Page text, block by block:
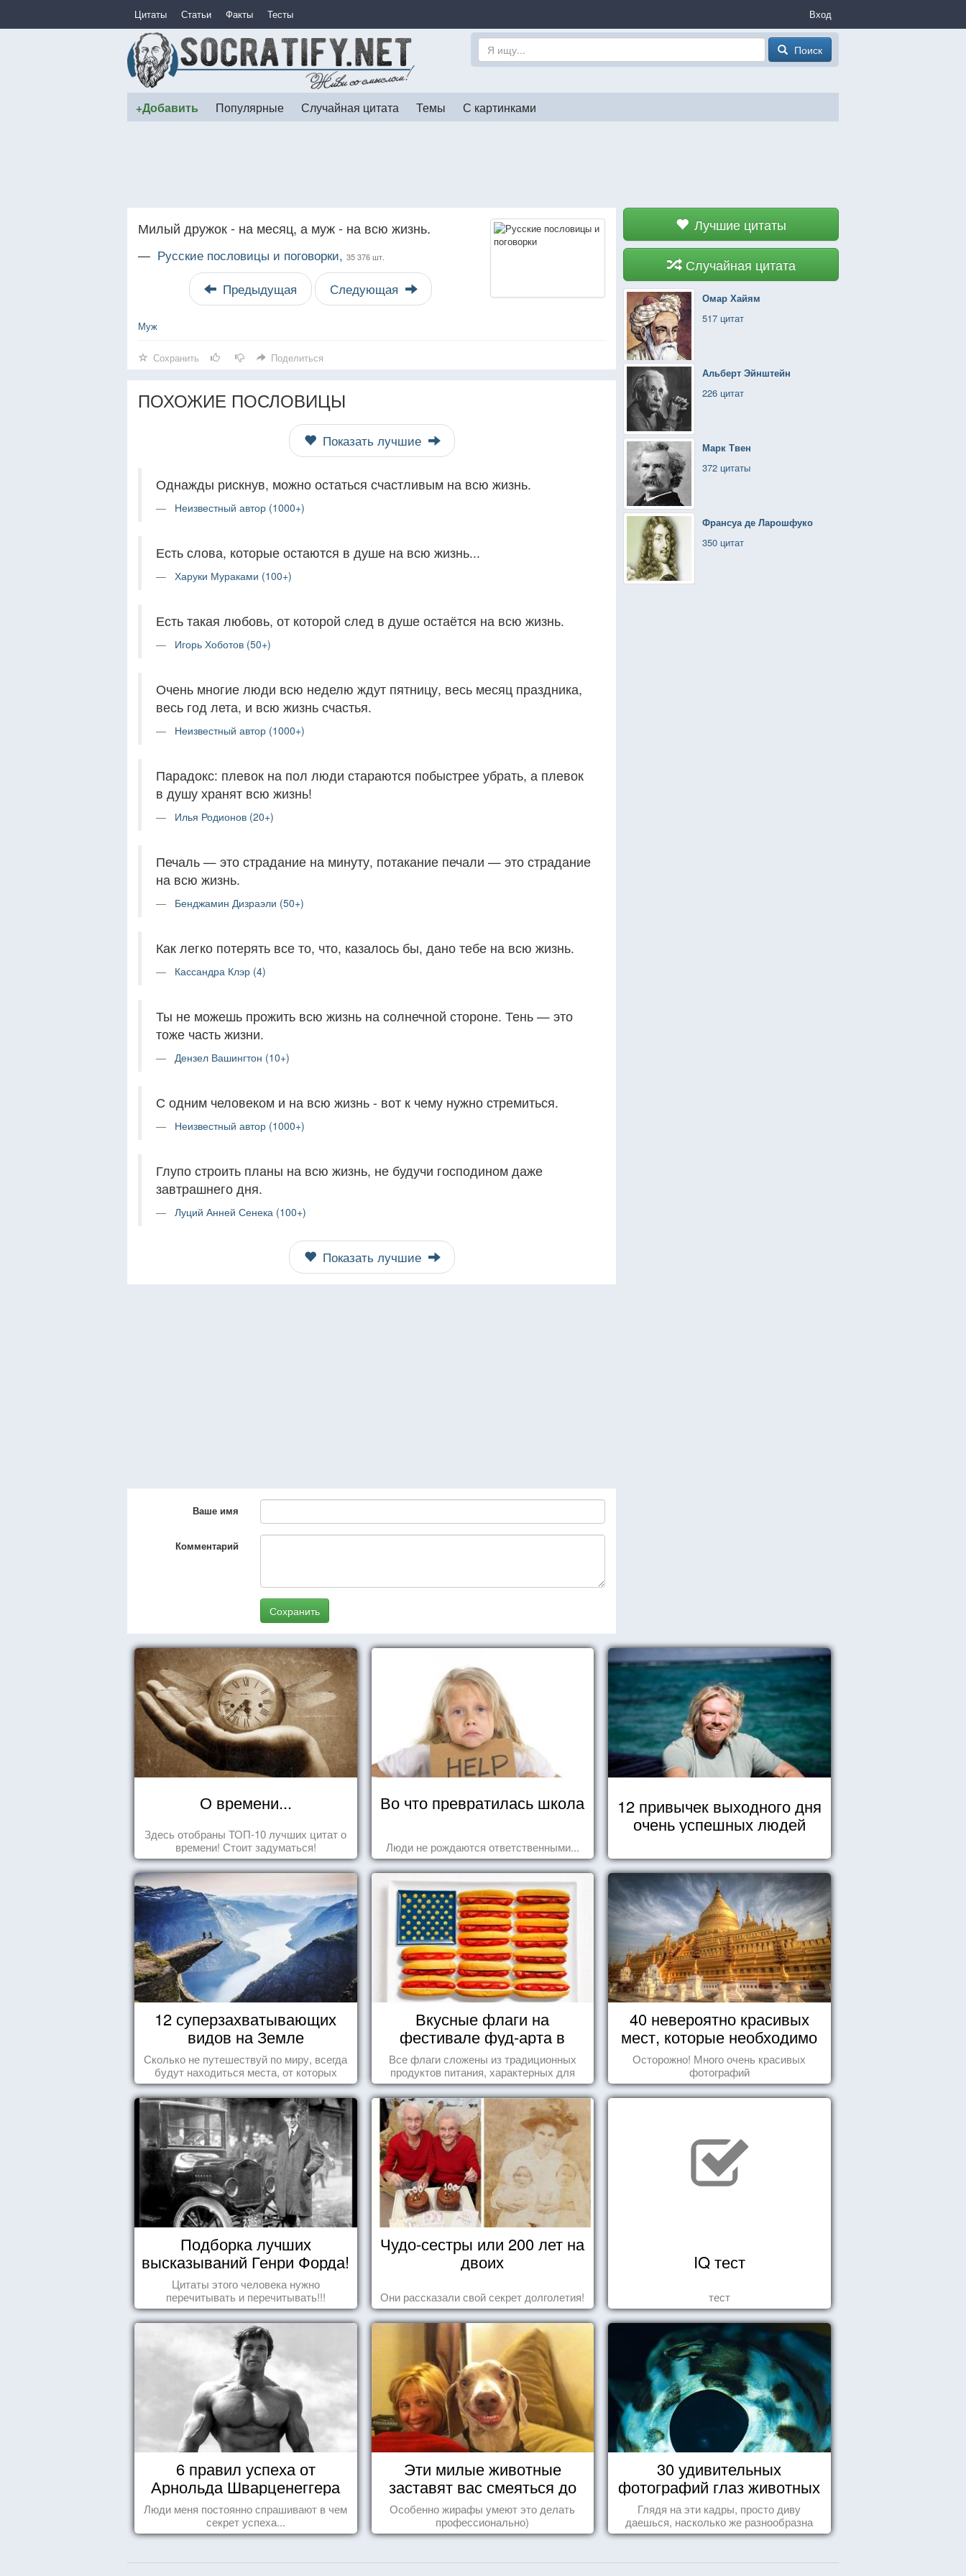
Цитаты Статьи Факты Тесты Вход
Поиск
+Добавить Популярные Случайная цитата Темы С картинками
Лучшие цитаты
Случайная цитата
Омар Хайям
517 цитат
Альберт Эйнштейн
226 цитат
Марк Твен
372 цитаты
Франсуа де Ларошфуко
350 цитат
Милый дружок - на месяц, а муж - на всю жизнь.
— Русские пословицы и поговорки, 35 376 шт.
Предыдущая Следующая
Муж
Сохранить Поделиться
ПОХОЖИЕ ПОСЛОВИЦЫ
Показать лучшие
Однажды рискнув, можно остаться счастливым на всю жизнь.
Неизвестный автор (1000+)
Есть слова, которые остаются в душе на всю жизнь...
Харуки Мураками (100+)
Есть такая любовь, от которой след в душе остаётся на всю жизнь.
Игорь Хоботов (50+)
Очень многие люди всю неделю ждут пятницу, весь месяц праздника,
весь год лета, и всю жизнь счастья.
Неизвестный автор (1000+)
Парадокс: плевок на пол люди стараются побыстрее убрать, а плевок
в душу хранят всю жизнь!
Илья Родионов (20+)
Печаль — это страдание на минуту, потакание печали — это страдание
на всю жизнь.
Бенджамин Дизраэли (50+)
Как легко потерять все то, что, казалось бы, дано тебе на всю жизнь.
Кассандра Клэр (4)
Ты не можешь прожить всю жизнь на солнечной стороне. Тень — это
тоже часть жизни.
Дензел Вашингтон (10+)
С одним человеком и на всю жизнь - вот к чему нужно стремиться.
Неизвестный автор (1000+)
Глупо строить планы на всю жизнь, не будучи господином даже
завтрашнего дня.
Луций Анней Сенека (100+)
Показать лучшие
Ваше имя
Комментарий
Сохранить
О времени...
Здесь отобраны ТОП-10 лучших цитат о
времени! Стоит задуматься!
Во что превратилась школа
Люди не рождаются ответственными...
12 привычек выходного дня
очень успешных людей
12 суперзахватывающих
видов на Земле
Сколько не путешествуй по миру, всегда
будут находиться места, от которых
перехватывает дух и кружится голова...
Вкусные флаги на
фестивале фуд-арта в
Сиднее
Все флаги сложены из традиционных
продуктов питания, характерных для
этих стран.
40 невероятно красивых
мест, которые необходимо
увидеть пока вы живы
Осторожно! Много очень красивых
фотографий
Подборка лучших
высказываний Генри Форда!
Цитаты этого человека нужно
перечитывать и перечитывать!!!
Чудо-сестры или 200 лет на
двоих
Они рассказали свой секрет долголетия!
IQ тест
тест
6 правил успеха от
Арнольда Шварценеггера
Люди меня постоянно спрашивают в чем
секрет успеха...
Эти милые животные
заставят вас смеяться до
упаду!
Особенно жирафы умеют это делать
профессионально)
30 удивительных
фотографий глаз животных
Глядя на эти кадры, просто диву
даешься, насколько же разнообразна
природа нашего мира!